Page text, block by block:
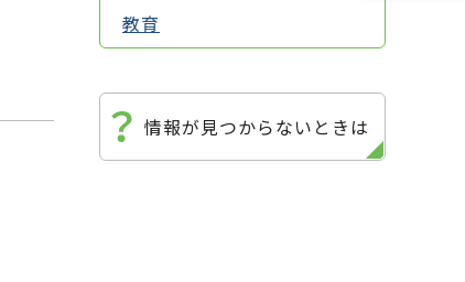
教育
情報が見つからないときは